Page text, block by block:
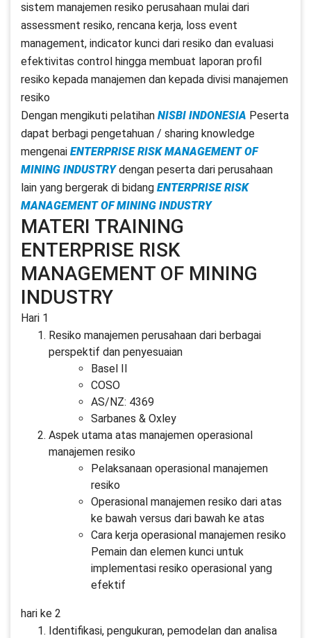
sistem manajemen resiko perusahaan mulai dari
assessment resiko, rencana kerja, loss event
management, indicator kunci dari resiko dan evaluasi
efektivitas control hingga membuat laporan profil
resiko kepada manajemen dan kepada divisi manajemen
resiko
Dengan mengikuti pelatihan NISBI INDONESIA Peserta
dapat berbagi pengetahuan / sharing knowledge
mengenai ENTERPRISE RISK MANAGEMENT OF
MINING INDUSTRYdengan peserta dari perusahaan
lain yang bergerak di bidang ENTERPRISE RISK
MANAGEMENT OF MINING INDUSTRY
MATERI TRAINING
ENTERPRISE RISK
MANAGEMENT OF MINING
INDUSTRY
Hari 1
Resiko manajemen perusahaan dari berbagai
perspektif dan penyesuaian
Basel II
COSO
AS/NZ: 4369
Sarbanes & Oxley
Aspek utama atas manajemen operasional
manajemen resiko
Pelaksanaan operasional manajemen
resiko
Operasional manajemen resiko dari atas
ke bawah versus dari bawah ke atas
Cara kerja operasional manajemen resiko
Pemain dan elemen kunci untuk
implementasi resiko operasional yang
efektif
hari ke 2
Identifikasi, pengukuran, pemodelan dan analisa